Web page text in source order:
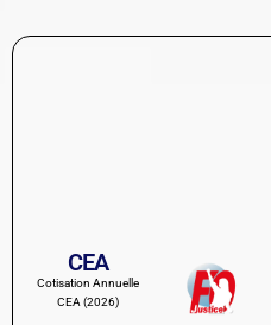
CEA
Cotisation Annuelle
CEA (2026)